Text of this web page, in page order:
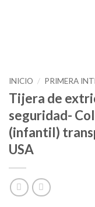
INICIO / PRIMERA
Tijera de
seguridad-
(infantil)
USA